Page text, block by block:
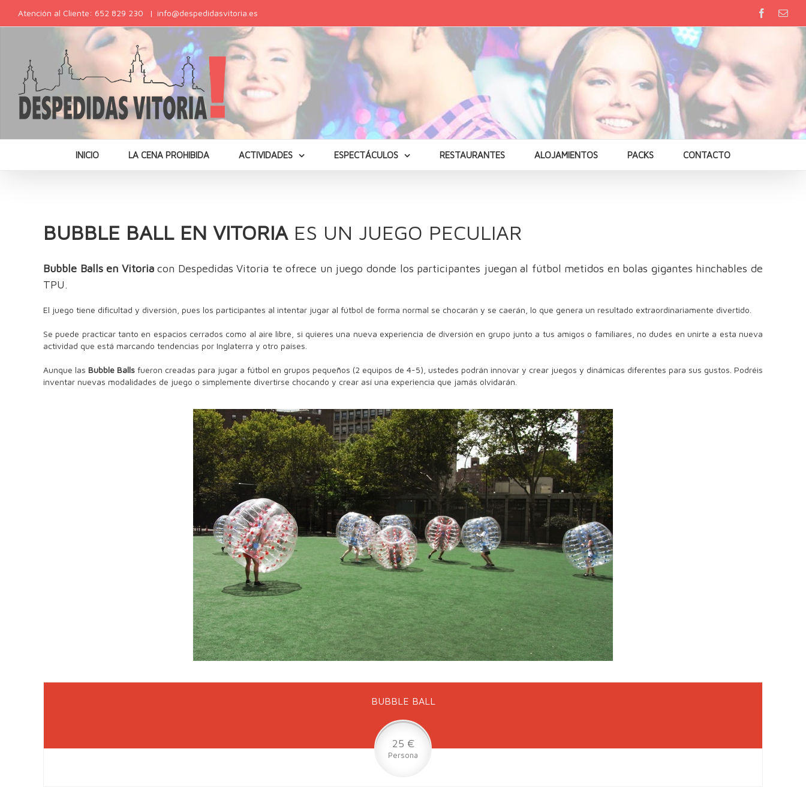
Atención al Cliente: 652 829 230 | info@despedidasvitoria.es
INICIO LA CENA PROHIBIDA ACTIVIDADES ESPECTÁCULOS RESTAURANTES ALOJAMIENTOS PACKS CONTACTO
BUBBLE BALL EN VITORIA ES UN JUEGO PECULIAR
Bubble Balls en Vitoriacon Despedidas Vitoria te ofrece un juego donde los participantes juegan al fútbol metidos en bolas gigantes hinchables de
TPU.
El juego tiene dificultad y diversión, pues los participantes al intentar jugar al fútbol de forma normal se chocarán y se caerán, lo que genera un resultado extraordinariamente divertido.
Se puede practicar tanto en espacios cerrados como al aire libre, si quieres una nueva experiencia de diversión en grupo junto a tus amigos o familiares, no dudes en unirte a esta nueva
actividad que está marcando tendencias por Inglaterra y otro países.
Aunque las Bubble Balls fueron creadas para jugar a fútbol en grupos pequeños (2 equipos de 4-5), ustedes podrán innovar y crear juegos y dinámicas diferentes para sus gustos. Podréis
inventar nuevas modalidades de juego o simplemente divertirse chocando y crear así una experiencia que jamás olvidarán.
BUBBLE BALL
25 €
Persona